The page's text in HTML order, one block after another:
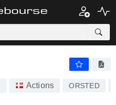
Actions ORSTED